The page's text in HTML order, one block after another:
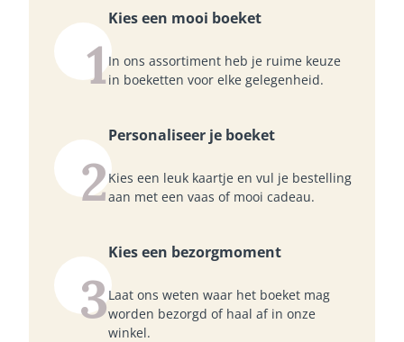
1
Kies een mooi boeket
In ons assortiment heb je ruime keuze
in boeketten voor elke gelegenheid.
2
Personaliseer je boeket
Kies een leuk kaartje en vul je bestelling
aan met een vaas of mooi cadeau.
3
Kies een bezorgmoment
Laat ons weten waar het boeket mag
worden bezorgd of haal af in onze
winkel.